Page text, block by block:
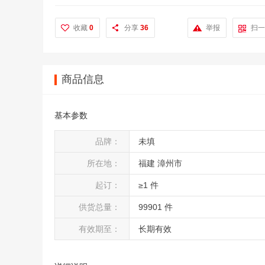
收藏 0 分享 36 扫
举报
商品信息
基本参数
品牌： 未填
所在地： 福建 漳州市
起订： ≥1 件
供货总量： 99901 件
有效期至： 长期有效